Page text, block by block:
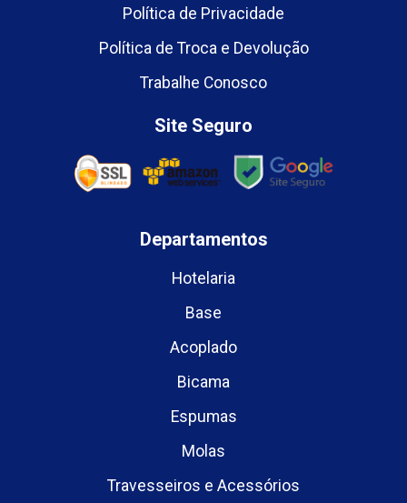
Política de Privacidade
Política de Troca e Devolução
Trabalhe Conosco
Site Seguro
Departamentos
Hotelaria
Base
Acoplado
Bicama
Espumas
Molas
Travesseiros e Acessórios